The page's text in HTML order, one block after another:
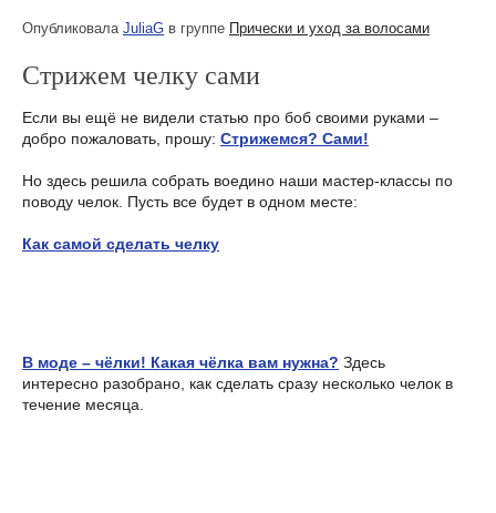
Опубликовала JuliaG в группе Прически и уход за волосами
Стрижем челку сами
Если вы ещё не видели статью про боб своими руками –
добро пожаловать, прошу: Стрижемся? Сами!
Но здесь решила собрать воедино наши мастер-классы по
поводу челок. Пусть все будет в одном месте:
Как самой сделать челку
В моде – чёлки! Какая чёлка вам нужна? Здесь
интересно разобрано, как сделать сразу несколько челок в
течение месяца.